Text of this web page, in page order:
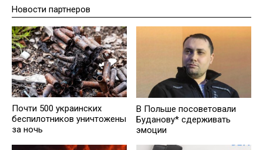
Новости партнеров
Почти 500 украинских
беспилотников уничтожены
за ночь
В Польше посоветовали
Буданову* сдерживать
эмоции